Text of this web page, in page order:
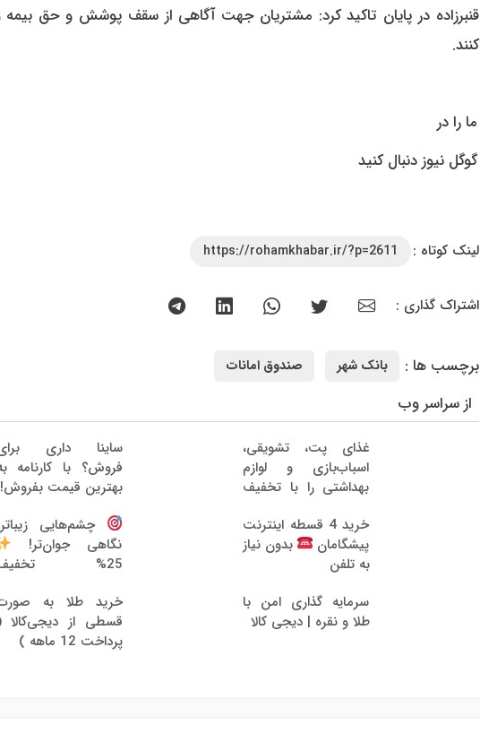
قنبرزاده در پایان تاکید کرد: مشتریان جهت آگاهی از سقف پوشش و حق
کنند.
ما را در
گوگل نیوز دنبال کنید
لینک کوتاه : https://rohamkhabar.ir/?p=2611
اشتراک گذاری :
برچسب ها : بانک شهر صندوق امانات
از سراسر وب
غذای پت، تشویقی،
اسباب‌بازی و لوازم
بهداشتی را با تخفیف
ساینا داری
فروش؟ با کارنامه
بهترین قیمت بفروش!
خرید 4 قسطه اینترنت
پیشگامان
بدون نیاز
به تلفن
چشم‌هایی
نگاهی جوان‌تر!
25%
سرمایه گذاری امن با
طلا و نقره | دیجی کالا
خرید طلا به
قسطی از دیجی‌کالا
پرداخت 12 ماهه )